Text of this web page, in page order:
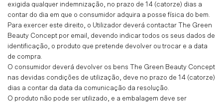
exigida qualquer indemnização, no prazo de 14 (catorze) dias a
contar do dia em que o consumidor adquira a posse física do bem.
Para exercer este direito, o Utilizador deverá contactar The Green
Beauty Concept por email, devendo indicar todos os seus dados de
identificação, o produto que pretende devolver ou trocar e a data
de compra.
O consumidor deverá devolver os bens The Green Beauty Concept
nas devidas condições de utilização, deve no prazo de 14 (catorze)
dias a contar da data da comunicação da resolução.
O produto não pode ser utilizado, e a embalagem deve ser